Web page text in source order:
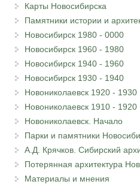
Карты Новосибирска
Памятники истории и
Новосибирск 1980 - 0000
Новосибирск 1960 - 1980
Новосибирск 1940 - 1960
Новосибирск 1930 - 1940
Новониколаевск 1920 - 1930
Новониколаевск 1910 - 1920
Новониколаевск. Начало
Парки и памятники
А.Д. Крячков. Сибирский
Потерянная архитектура
Материалы и мнения